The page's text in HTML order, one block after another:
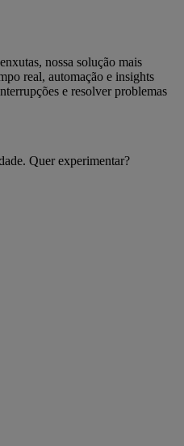
nossa solução mais
real, automação e insights
e resolver problemas
Quer experimentar?